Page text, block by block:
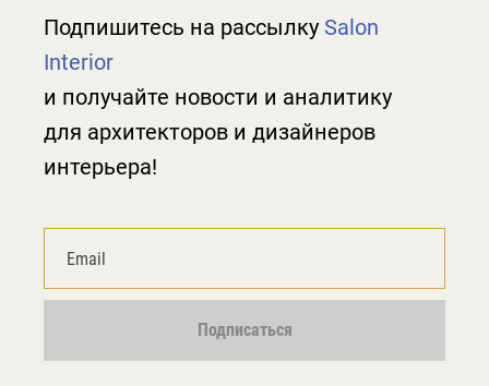
Подпишитесь на рассылку Salon
Interior
и получайте новости и аналитику
для архитекторов и дизайнеров
интерьера!
Подписаться